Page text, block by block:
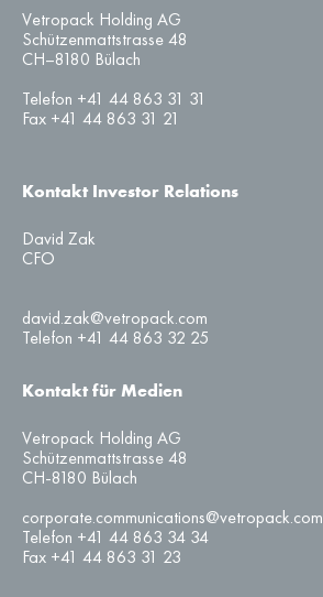
Vetropack Holding AG
Schützenmattstrasse 48
CH–8180 Bülach
Telefon +41 44 863 31 31
Fax +41 44 863 31 21
Kontakt Investor Relations
David Zak
CFO
david.zak@vetropack.com
Telefon +41 44 863 32 25
Kontakt für Medien
Vetropack Holding AG
Schützenmattstrasse 48
CH-8180 Bülach
corporate.communications@vetropack.com
Telefon +41 44 863 34 34
Fax +41 44 863 31 23